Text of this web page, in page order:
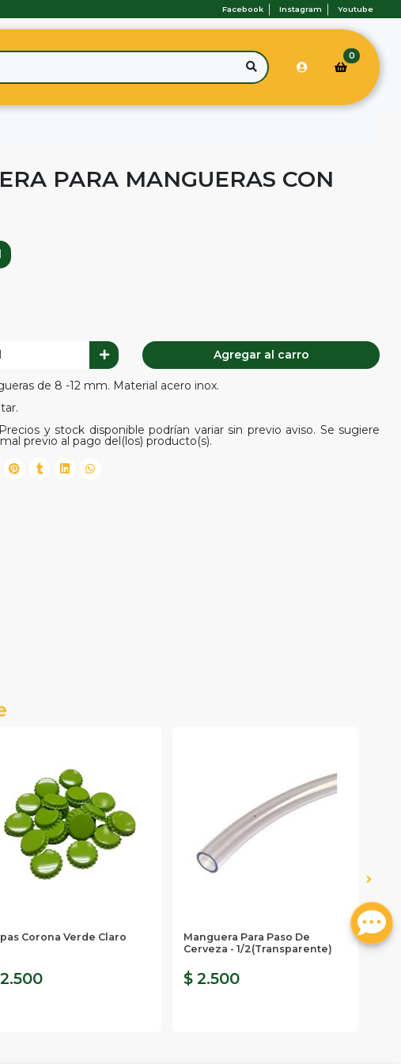
Facebook Instagram Youtube
0
PARA MANGUERAS CON
Agregar al carro
de 8 -12 mm. Material acero inox.
y stock disponible podrían variar sin previo aviso. Se sugiere
previo al pago del(los) producto(s).
Corona Verde Claro
Manguera Para Paso De
Cerveza - 1/2(transparente)
$ 2.500
De